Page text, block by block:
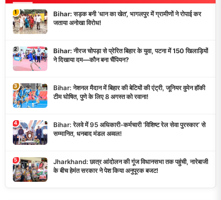
1
Bihar: सड़क बनी ‘धान का खेत’, भागलपुर में ग्रामीणों ने रोपाई कर
जताया अनोखा विरोध!
2
Bihar: नीरज चोपड़ा से प्रेरित बिहार के युवा, पटना में 150 खिलाड़ियों
ने दिखाया दम—कौन बना चैंपियन?
3
Bihar: नेशनल मैदान में बिहार की बेटियों की एंट्री, जूनियर वुमेन हॉकी
टीम घोषित, पुणे के लिए 8 अगस्त को रवाना!
4
Bihar: रेलवे में 95 अधिकारी-कर्मचारी ‘विशिष्ट रेल सेवा पुरस्कार’ से
सम्मानित, धनबाद मंडल अव्वल!
5
Jharkhand: छात्र आंदोलन की गूंज विधानसभा तक पहुंची, नारेबाजी
के बीच हेमंत सरकार ने पेश किया अनुपूरक बजट!